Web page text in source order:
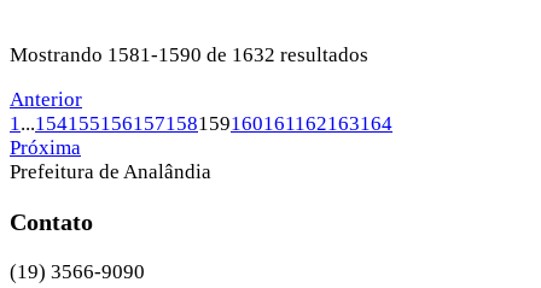
Mostrando 1581-1590 de 1632 resultados
Anterior
1...154155156157158159160161162163164
Próxima
Prefeitura de Analândia
Contato
(19) 3566-9090